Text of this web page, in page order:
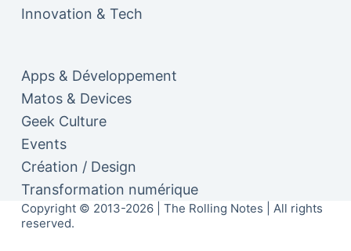
Innovation & Tech
Apps & Développement
Matos & Devices
Geek Culture
Events
Création / Design
Transformation numérique
Copyright © 2013-2026 | The Rolling Notes | All rights
reserved.